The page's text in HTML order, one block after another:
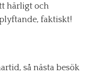
härligt och
faktiskt!
så nästa besök